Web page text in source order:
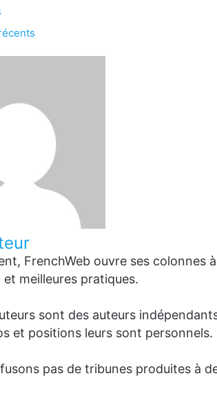
FrenchWeb ouvre ses colonnes
et meilleures pratiques.
sont des auteurs
et positions leurs sont personnels.
pas de tribunes produites à